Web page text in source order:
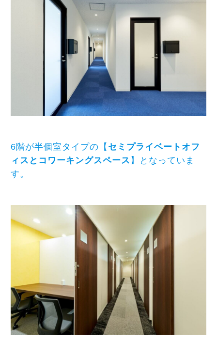
6階が半個室タイプの【 セミプライベートオフ
ィスとコワーキングスペース 】となっていま
す。